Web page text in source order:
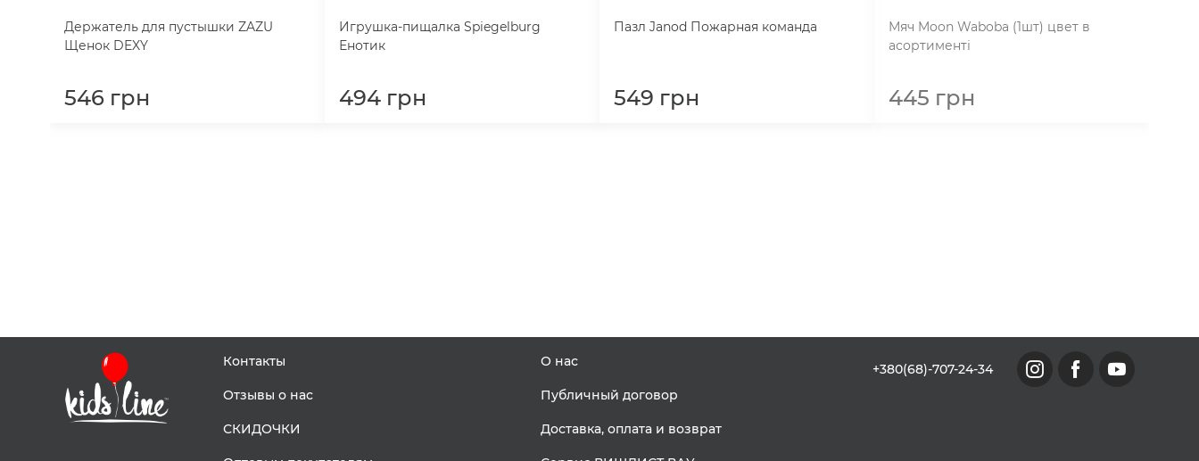
Держатель для пустышки ZAZU
Щенок DEXY
546 грн
Игрушка-пищалка Spiegelburg
Енотик
494 грн
Пазл Janod Пожарная команда
549 грн
Мяч Moon Waboba (1шт) цвет в
асортименті
445 грн
+380(68)-707-24-34
Контакты О нас
Отзывы о нас Публичный договор
СКИДОЧКИ Доставка, оплата и возврат